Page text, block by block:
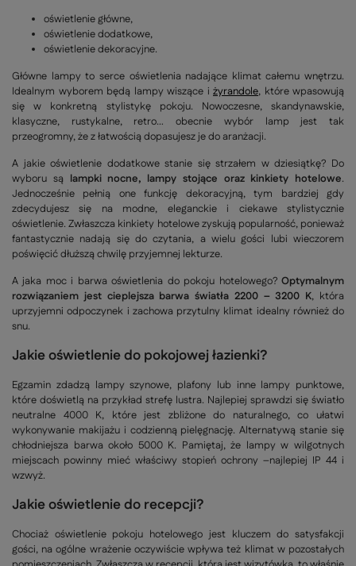
oświetlenie główne,
oświetlenie dodatkowe,
oświetlenie dekoracyjne.
Główne lampy to serce oświetlenia nadające klimat całemu wnętrzu.
Idealnym wyborem będą lampy wiszące i żyrandole, które wpasowują
się w konkretną stylistykę pokoju. Nowoczesne, skandynawskie,
klasyczne, rustykalne, retro… obecnie wybór lamp jest tak
przeogromny, że z łatwością dopasujesz je do aranżacji.
A jakie oświetlenie dodatkowe stanie się strzałem w dziesiątkę? Do
wyboru są lampki nocne, lampy stojące oraz kinkiety hotelowe.
Jednocześnie pełnią one funkcję dekoracyjną, tym bardziej gdy
zdecydujesz się na modne, eleganckie i ciekawe stylistycznie
oświetlenie. Zwłaszcza kinkiety hotelowe zyskują popularność, ponieważ
fantastycznie nadają się do czytania, a wielu gości lubi wieczorem
poświęcić dłuższą chwilę przyjemnej lekturze.
A jaka moc i barwa oświetlenia do pokoju hotelowego? Optymalnym
rozwiązaniem jest cieplejsza barwa światła 2200 – 3200 K, która
uprzyjemni odpoczynek i zachowa przytulny klimat idealny również do
snu.
Jakie oświetlenie do pokojowej łazienki?
Egzamin zdadzą lampy szynowe, plafony lub inne lampy punktowe,
które doświetlą na przykład strefę lustra. Najlepiej sprawdzi się światło
neutralne 4000 K, które jest zbliżone do naturalnego, co ułatwi
wykonywanie makijażu i codzienną pielęgnację. Alternatywą stanie się
chłodniejsza barwa około 5000 K. Pamiętaj, że lampy w wilgotnych
miejscach powinny mieć właściwy stopień ochrony –najlepiej IP 44 i
wzwyż.
Jakie oświetlenie do recepcji?
Chociaż oświetlenie pokoju hotelowego jest kluczem do satysfakcji
gości, na ogólne wrażenie oczywiście wpływa też klimat w pozostałych